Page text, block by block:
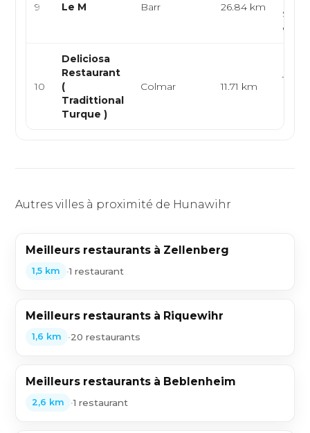
9 Le M Barr 26.84 km
10
Deliciosa
Restaurant
(
Tradittional
Turque )
Colmar 11.71 km
Autres villes à proximité de Hunawihr
Meilleurs restaurants à Zellenberg
1,5 km •1 restaurant
Meilleurs restaurants à Riquewihr
1,6 km •20 restaurants
Meilleurs restaurants à Beblenheim
2,6 km •1 restaurant